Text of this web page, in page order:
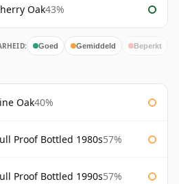
Oak43%
Goed Gemiddeld Beperkt
Oak40%
Proof Bottled 1980s57%
Proof Bottled 1990s57%